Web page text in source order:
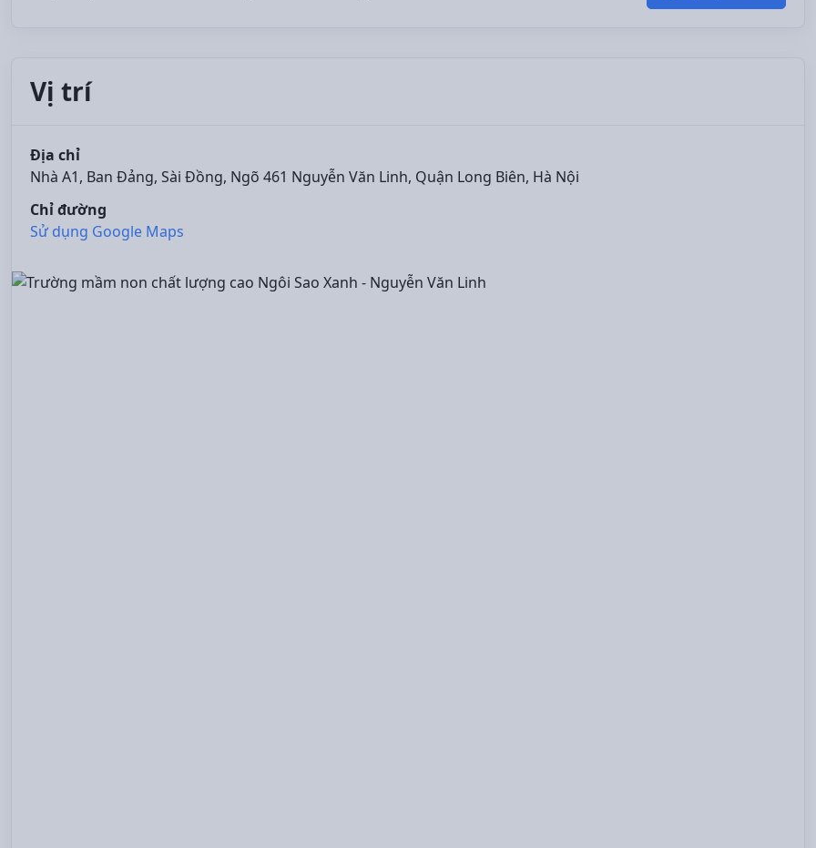
Vị trí
Địa chỉ
Nhà A1, Ban Đảng, Sài Đồng, Ngõ 461 Nguyễn Văn Linh, Quận Long Biên, Hà Nội
Chỉ đường
Sử dụng Google Maps